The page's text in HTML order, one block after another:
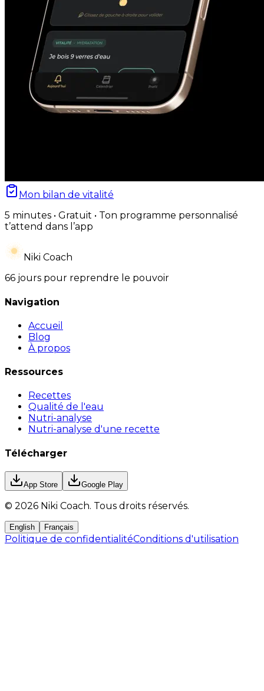
Mon bilan de vitalité
5 minutes • Gratuit • Ton programme personnalisé
t’attend dans l’app
Niki Coach
66 jours pour reprendre le pouvoir
Navigation
Accueil
Blog
À propos
Ressources
Recettes
Qualité de l'eau
Nutri-analyse
Nutri-analyse d'une recette
Télécharger
App Store Google Play
© 2026 Niki Coach. Tous droits réservés.
English Français
Politique de confidentialitéConditions d'utilisation